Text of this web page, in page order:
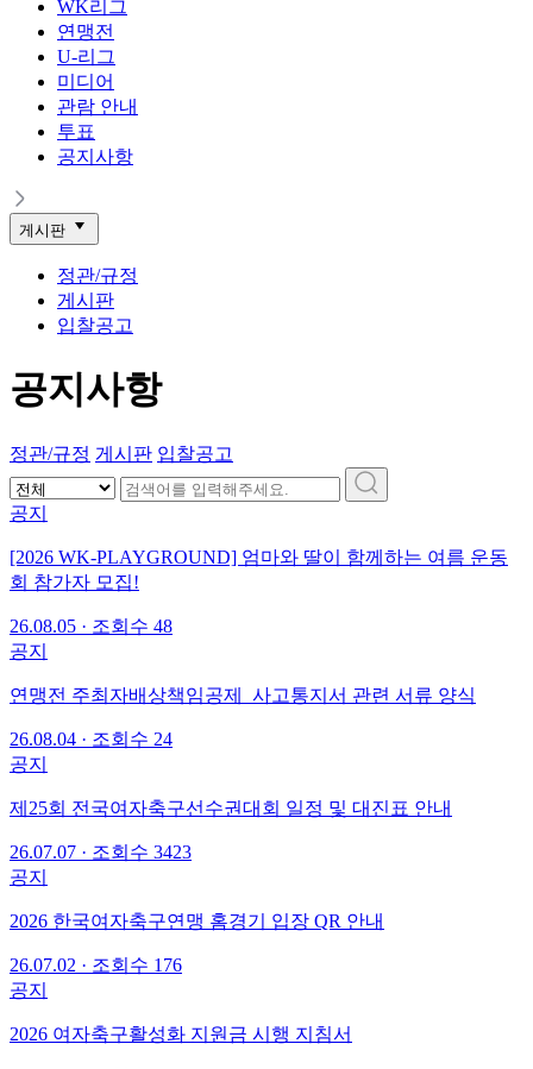
WK리그
연맹전
U-리그
미디어
관람 안내
투표
공지사항
게시판
정관/규정
게시판
입찰공고
공지사항
정관/규정 게시판 입찰공고
공지
[2026 WK-PLAYGROUND] 엄마와 딸이 함께하는 여름 운동
회 참가자 모집!
26.08.05 · 조회수 48
공지
연맹전 주최자배상책임공제_사고통지서 관련 서류 양식
26.08.04 · 조회수 24
공지
제25회 전국여자축구선수권대회 일정 및 대진표 안내
26.07.07 · 조회수 3423
공지
2026 한국여자축구연맹 홈경기 입장 QR 안내
26.07.02 · 조회수 176
공지
2026 여자축구활성화 지원금 시행 지침서